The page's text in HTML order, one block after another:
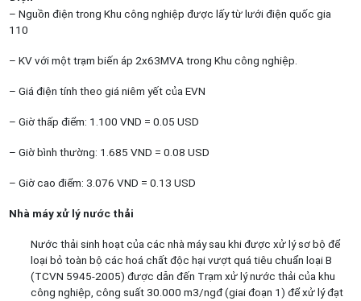
– Nguồn điện trong Khu công nghiệp được lấy từ lưới điện quốc gia
110
– KV với một trạm biến áp 2x63MVA trong Khu công nghiệp.
– Giá điện tính theo giá niêm yết của EVN
– Giờ thấp điểm: 1.100 VND = 0.05 USD
– Giờ bình thường: 1.685 VND = 0.08 USD
– Giờ cao điểm: 3.076 VND = 0.13 USD
Nhà máy xử lý nước thải
Nước thải sinh hoạt của các nhà máy sau khi được xử lý sơ bộ để
loại bỏ toàn bộ các hoá chất độc hại vượt quá tiêu chuẩn loại B
(TCVN 5945-2005) được dẫn đến Trạm xử lý nước thải của khu
công nghiệp, công suất 30.000 m3/ngđ (giai đoạn 1) để xử lý đạt